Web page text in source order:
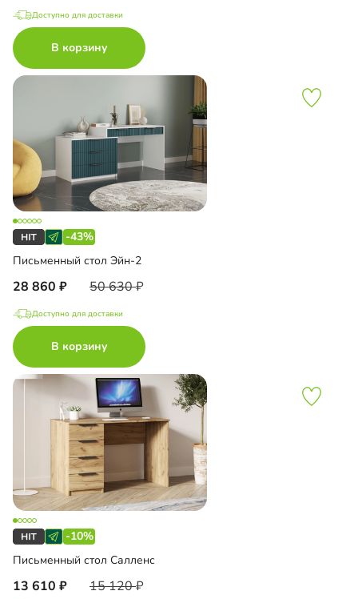
Доступно для доставки
В корзину
-43%
Письменный стол Эйн-2
28 860 50 630
Доступно для доставки
В корзину
-10%
Письменный стол Салленс
13 610 15 120